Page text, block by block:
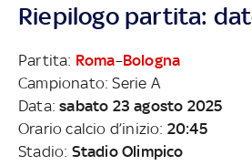
Riepilogo partita:
Partita: Roma–Bologna
Campionato: Serie A
Data:sabato 23 agosto 2025
Orario calcio d’inizio: 20:45
Stadio: Stadio Olimpico